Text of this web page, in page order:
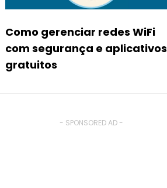
Como gerenciar redes WiFi
com segurança e aplicativos
gratuitos
- SPONSORED AD -